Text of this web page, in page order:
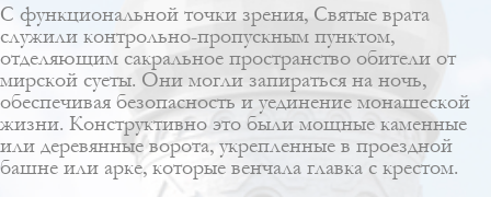
С функциональной точки зрения, Святые врата
служили контрольно-пропускным пунктом,
отделяющим сакральное пространство обители от
мирской суеты. Они могли запираться на ночь,
обеспечивая безопасность и уединение монашеской
жизни. Конструктивно это были мощные каменные
или деревянные ворота, укрепленные в проездной
башне или арке, которые венчала главка с крестом.